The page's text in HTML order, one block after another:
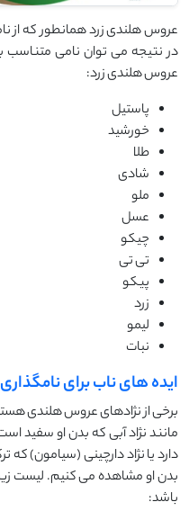
عروس هلندی زرد همانطور که از
در نتیجه می توان نامی متناسب
عروس هلندی زرد:
پاستیل
خورشید
طلا
شادی
ملو
عسل
چیکو
تی تی
پیکو
زرد
لیمو
نبات
ایده ‌های ناب برای
برخی از نژادهای عروس هلندی
مانند نژاد آبی که بدن او سفید
دارد یا نژاد دارچینی (سیامون)
بدن او مشاهده می کنیم. لیست
باشد: